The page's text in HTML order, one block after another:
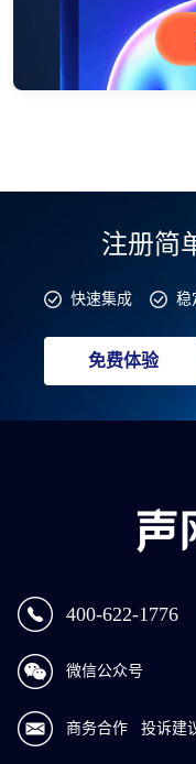
注册简
快速集成 稳
免费体验
400-622-1776
微信公众号
商务合作 投诉建